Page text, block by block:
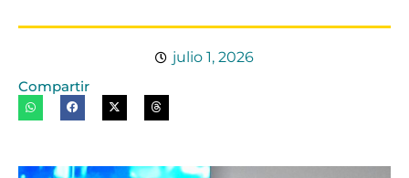
julio 1, 2026
Compartir